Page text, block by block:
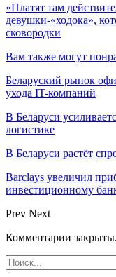
«Платят там
девушки-«ходока»,
сковородки
Вам также могут
Беларуский рынок
ухода IT-компаний
В Беларуси
логистике
В Беларуси растёт
Barclays увеличил
инвестиционному
Prev Next
Комментарии закрыты.